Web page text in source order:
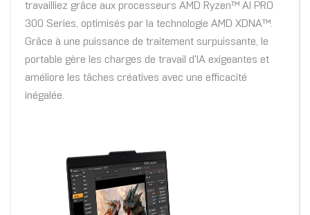
travailliez grâce aux processeurs AMD Ryzen™ AI PRO
300 Series, optimisés par la technologie AMD XDNA™.
Grâce à une puissance de traitement surpuissante, le
portable gère les charges de travail d'IA exigeantes et
améliore les tâches créatives avec une efficacité
inégalée.